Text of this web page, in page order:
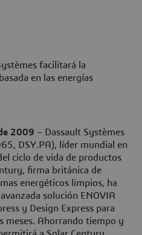
facilitará la
en las energías
2009 – Dassault Systèmes
DSY.PA), líder mundial en
ciclo de vida de productos
firma británica de
energéticos limpios, ha
solución ENOVIA
y Design Express para
meses. Ahorrando tiempo y